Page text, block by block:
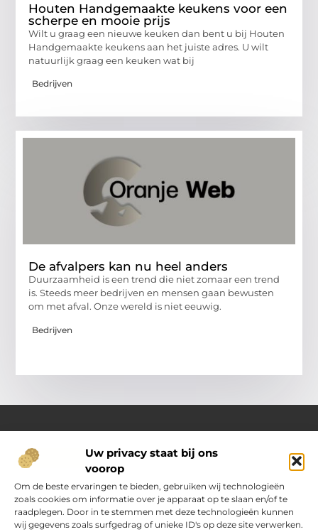
Uw privacy staat bij ons
voorop
Om de beste ervaringen te bieden, gebruiken wij technologieën
zoals cookies om informatie over je apparaat op te slaan en/of te
raadplegen. Door in te stemmen met deze technologieën kunnen
wij gegevens zoals surfgedrag of unieke ID's op deze site verwerken.
Houten Handgemaakte keukens voor een
scherpe en mooie prijs
Wilt u graag een nieuwe keuken dan bent u bij Houten
Handgemaakte keukens aan het juiste adres. U wilt
natuurlijk graag een keuken wat bij
Bedrijven
De afvalpers kan nu heel anders
Duurzaamheid is een trend die niet zomaar een trend
is. Steeds meer bedrijven en mensen gaan bewusten
om met afval. Onze wereld is niet eeuwig.
Bedrijven
Over Oranje-web.nl
Dé plek voor praktische inzichten en dagelijkse inspiratie
Verken een gevarieerd aanbod aan artikelen en blogs
boordevol handige tips, slimme ideeën en verrassende
inzichten. Alles om jouw dagelijks leven nét wat eenvoudiger
en leuker te maken.